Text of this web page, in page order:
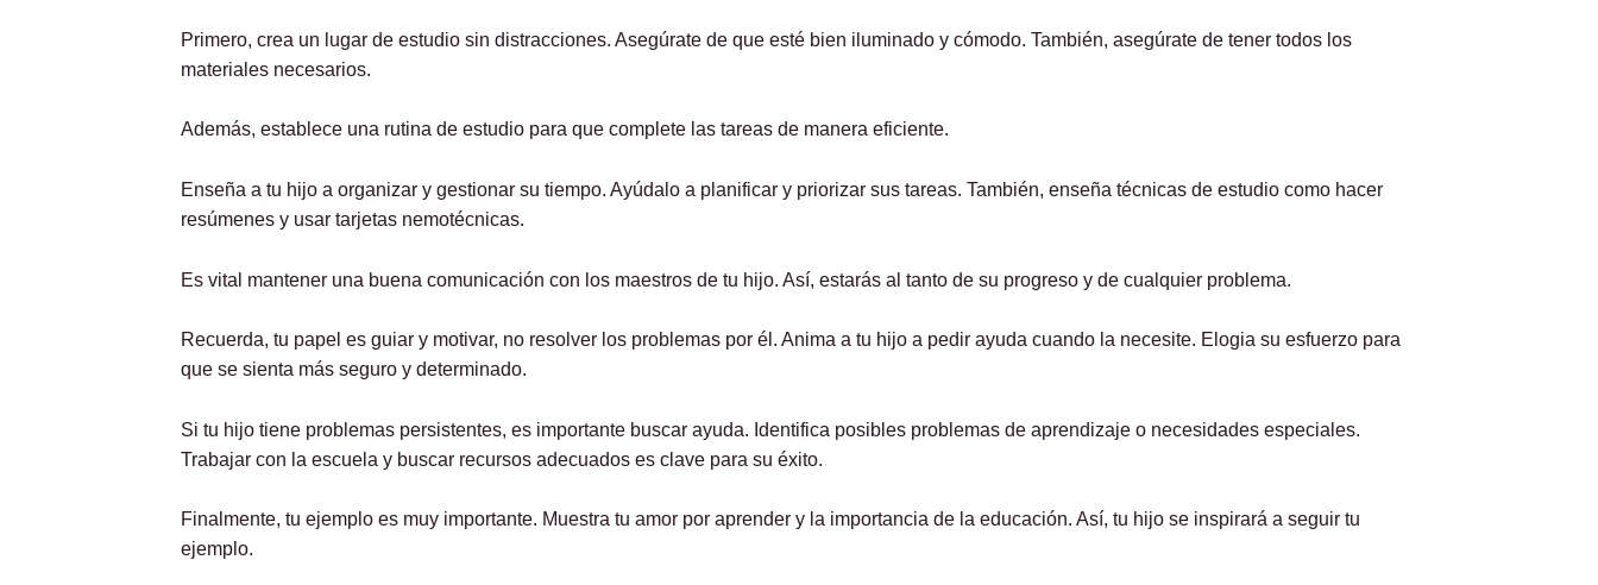
Primero, crea un lugar de estudio sin distracciones. Asegúrate de que esté bien iluminado y cómodo. También, asegúrate de tener todos los
materiales necesarios.
Además, establece una rutina de estudio para que complete las tareas de manera eficiente.
Enseña a tu hijo a organizar y gestionar su tiempo. Ayúdalo a planificar y priorizar sus tareas. También, enseña técnicas de estudio como hacer
resúmenes y usar tarjetas nemotécnicas.
Es vital mantener una buena comunicación con los maestros de tu hijo. Así, estarás al tanto de su progreso y de cualquier problema.
Recuerda, tu papel es guiar y motivar, no resolver los problemas por él. Anima a tu hijo a pedir ayuda cuando la necesite. Elogia su esfuerzo para
que se sienta más seguro y determinado.
Si tu hijo tiene problemas persistentes, es importante buscar ayuda. Identifica posibles problemas de aprendizaje o necesidades especiales.
Trabajar con la escuela y buscar recursos adecuados es clave para su éxito.
Finalmente, tu ejemplo es muy importante. Muestra tu amor por aprender y la importancia de la educación. Así, tu hijo se inspirará a seguir tu
ejemplo.